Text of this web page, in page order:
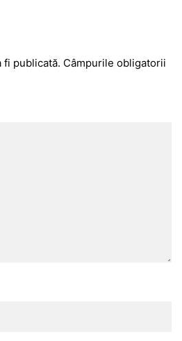
fi publicată. Câmpurile obligatorii